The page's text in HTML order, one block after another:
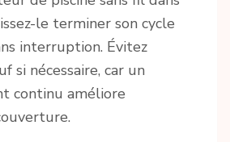
le terminer son cycle
interruption. Évitez
si nécessaire, car un
continu améliore